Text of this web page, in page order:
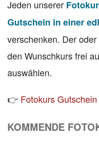
Jeden unserer
Gutschein in einer
verschenken. Der
den Wunschkurs frei
auswählen.
👉 Fotokurs Gutschein
KOMMENDE